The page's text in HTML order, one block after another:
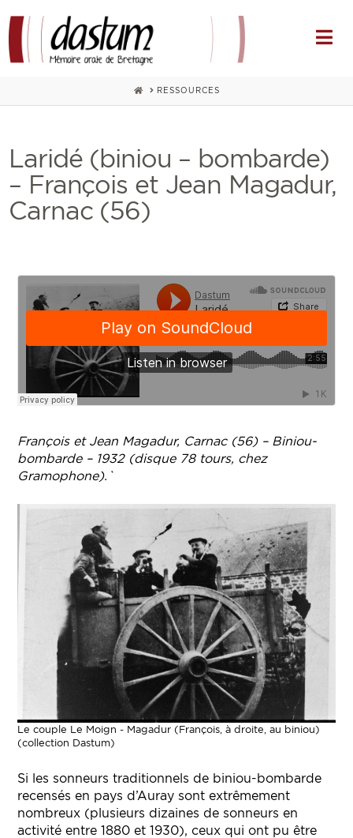
HOMERESSOURCES
Laridé (biniou – bombarde)
– François et Jean Magadur,
Carnac (56)
François et Jean Magadur, Carnac (56) – Biniou-
bombarde – 1932 (disque 78 tours, chez
Gramophone).`
Le couple Le Moign - Magadur (François, à droite, au biniou)
(collection Dastum)
Si les sonneurs traditionnels de biniou-bombarde
recensés en pays d’Auray sont extrêmement
nombreux (plusieurs dizaines de sonneurs en
activité entre 1880 et 1930), ceux qui ont pu être